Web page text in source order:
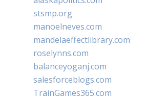
stsmp.org
manoelneves.com
mandelaeffectlibrary.com
roselynns.com
balanceyoganj.com
salesforceblogs.com
TrainGames365.com